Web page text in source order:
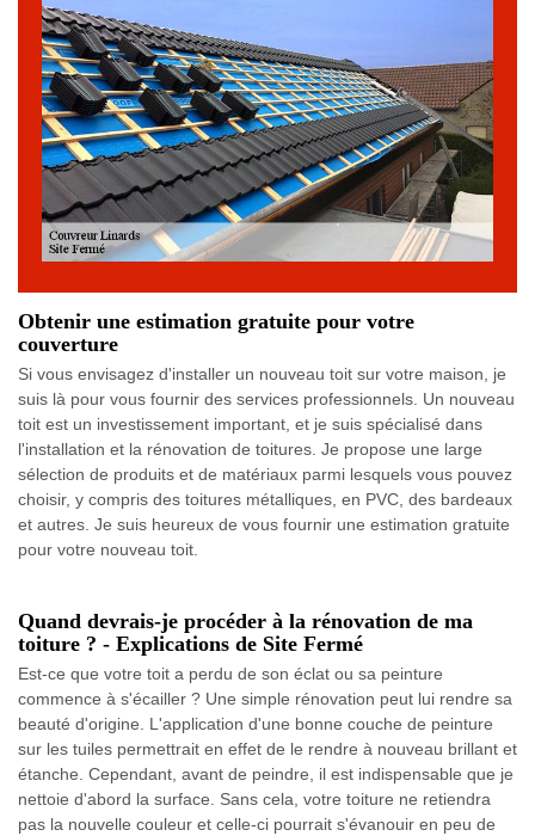
Obtenir une estimation gratuite pour votre
couverture
Si vous envisagez d'installer un nouveau toit sur votre maison, je
suis là pour vous fournir des services professionnels. Un nouveau
toit est un investissement important, et je suis spécialisé dans
l'installation et la rénovation de toitures. Je propose une large
sélection de produits et de matériaux parmi lesquels vous pouvez
choisir, y compris des toitures métalliques, en PVC, des bardeaux
et autres. Je suis heureux de vous fournir une estimation gratuite
pour votre nouveau toit.
Quand devrais-je procéder à la rénovation de ma
toiture ? - Explications de Site Fermé
Est-ce que votre toit a perdu de son éclat ou sa peinture
commence à s'écailler ? Une simple rénovation peut lui rendre sa
beauté d'origine. L'application d'une bonne couche de peinture
sur les tuiles permettrait en effet de le rendre à nouveau brillant et
étanche. Cependant, avant de peindre, il est indispensable que je
nettoie d'abord la surface. Sans cela, votre toiture ne retiendra
pas la nouvelle couleur et celle-ci pourrait s'évanouir en peu de